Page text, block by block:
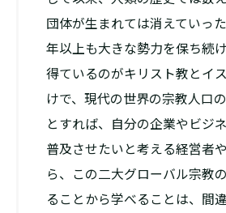
団体が生まれては消えていっ
年以上も大きな勢力を保ち続
得ているのがキリスト教とイ
けで、現代の世界の宗教人口
とすれば、自分の企業やビジ
普及させたいと考える経営者
ら、この二大グローバル宗教
ることから学べることは、間